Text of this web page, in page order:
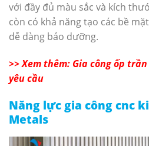
với đầy đủ màu sắc và kích
còn có khả năng tạo các bề
dễ dàng bảo dưỡng.
>> Xem thêm: Gia công ốp
yêu cầu
Năng lực gia công cnc
Metals